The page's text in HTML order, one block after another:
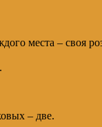
места – своя
– две.